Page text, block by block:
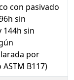
con pasivado
sin
144h sin
por
B117)